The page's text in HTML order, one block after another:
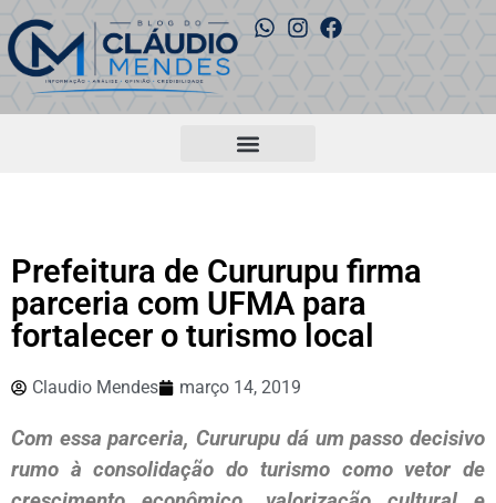
Prefeitura de Cururupu firma
parceria com UFMA para
fortalecer o turismo local
Claudio Mendes março 14, 2019
Com essa parceria, Cururupu dá um passo decisivo
rumo à consolidação do turismo como vetor de